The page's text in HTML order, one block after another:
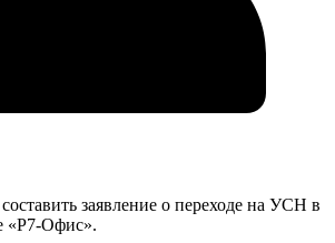
заявление о переходе на УСН в
«Р7-Офис».